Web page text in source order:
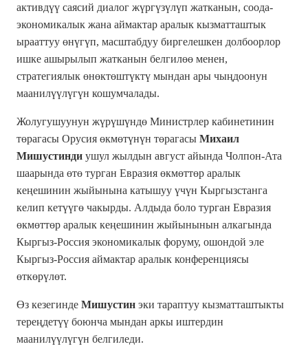
активдүү саясий диалог жүргүзүлүп жатканын, соода-
экономикалык жана аймактар аралык кызматташтык
ырааттуу өнүгүп, масштабдуу биргелешкен долбоорлор
ишке ашырылып жатканын белгилөө менен,
стратегиялык өнөктөштүктү мындан ары чыңдоонун
маанилүүлүгүн кошумчалады.
Жолугушуунун жүрүшүндө Министрлер кабинетинин
төрагасы Орусия өкмөтүнүн төрагасы Михаил
Мишустинди ушул жылдын август айында Чолпон-Ата
шаарында өтө турган Евразия өкмөттөр аралык
кеңешинин жыйынына катышуу үчүн Кыргызстанга
келип кетүүгө чакырды. Алдыда боло турган Евразия
өкмөттөр аралык кеңешинин жыйынынын алкагында
Кыргыз-Россия экономикалык форуму, ошондой эле
Кыргыз-Россия аймактар аралык конференциясы
өткөрүлөт.
Өз кезегинде Мишустин эки тараптуу кызматташтыкты
тереңдетүү боюнча мындан аркы иштердин
маанилүүлүгүн белгиледи.